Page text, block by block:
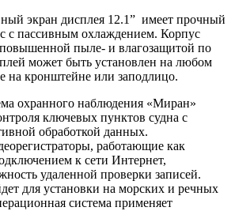
экран дисплея 12.1” имеет прочный
с пассивным охлаждением. Корпус
пыле- и влагозащитой по
может быть установлен на любом
на кронштейне или заподлицо.
охранного наблюдения «Миран»
ключевых пунктов судна с
обработкой данных.
работающие как
к сети Интернет,
удаленной проверки записей.
для установки на морских и речных
система применяет